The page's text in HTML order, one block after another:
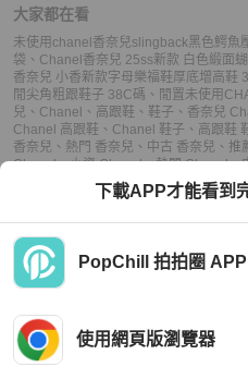
大家都在看
未使用chanel香奈兒slingback黑色鰐魚
袋 、 Chanel香奈兒 25ss新款 白色緞面
香奈兒 小香新款字母樂福鞋厚底增高鞋
閒尖角粗跟鞋子 38C碼 、 閒置未使用
兒 、 Chanel 、 高跟鞋 、 鞋子 、 香奈兒
Chanel 高跟鞋 、 Chanel 鞋子 、 高跟鞋
香奈兒 、 熱門 香奈兒 、 中古 香奈兒 、 推
Chanel、小資 Chanel、熱門 Chanel、
便宜 高跟鞋、小資 高跟鞋、熱門 高
便宜 鞋子 、小資 鞋子、熱門 鞋子
下載APP才能看到
PopChill 拍拍圈 APP
使用網頁版瀏覽器